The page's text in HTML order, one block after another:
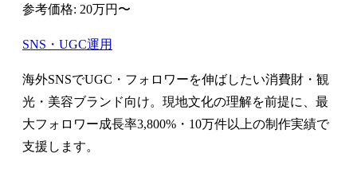
参考価格: 20万円〜
SNS・UGC運用
海外SNSでUGC・フォロワーを伸ばしたい消費財・観
光・美容ブランド向け。現地文化の理解を前提に、最
大フォロワー成長率3,800%・10万件以上の制作実績で
支援します。